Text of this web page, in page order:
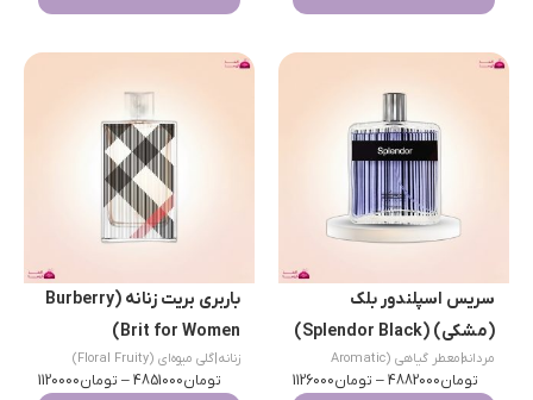
سریس اسپلندور بلک
(مشکی) (Splendor Black)
مردانه
|
معطر گیاهی (Aromatic
Fougere)تومان4882000
– تومان1126000
باربری بریت زنانه (Burberry
Brit for Women)
زنانه گلی میوه‌ای (Floral Fruity)
تومان4851000
– تومان1120000